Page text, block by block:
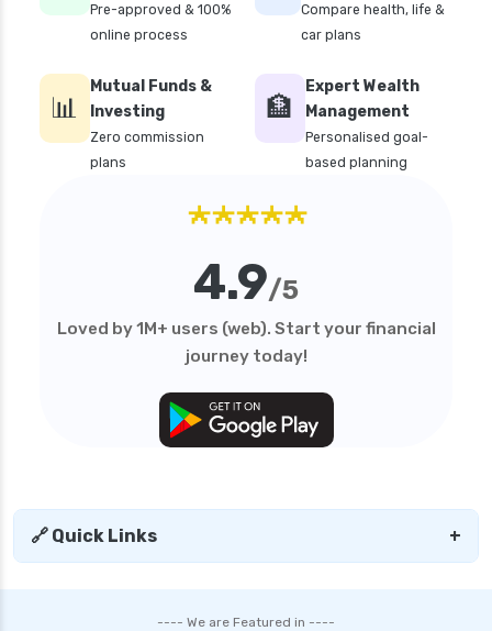
Pre-approved & 100%
online process
Compare health, life &
car plans
📊
Mutual Funds &
Investing
Zero commission
plans
🏦
Expert Wealth
Management
Personalised goal-
based planning
★★★★★
4.9/5
Loved by 1M+ users (web). Start your financial
journey today!
🔗 Quick Links +
---- We are Featured in ----